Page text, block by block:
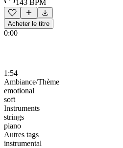
143 BPM
Acheter le titre
0:00
1:54
Ambiance/Thème
emotional
soft
Instruments
strings
piano
Autres tags
instrumental